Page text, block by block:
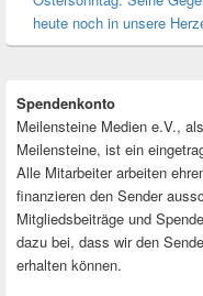
heute noch in unsere
Spendenkonto
Meilensteine Medien e.V.,
Meilensteine, ist ein
Alle Mitarbeiter arbeiten
finanzieren den Sender
Mitgliedsbeiträge und
dazu bei, dass wir den
erhalten können.